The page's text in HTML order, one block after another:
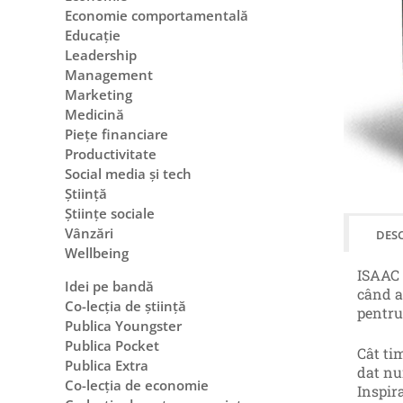
când
Cât
dat
Economie comportamentală
Educație
Leadership
Management
Marketing
Medicină
Piețe financiare
Productivitate
Social media și tech
Știință
Științe sociale
Vânzări
Wellbeing
Idei pe bandă
Co-lecția de știință
Publica Youngster
Publica Pocket
Publica Extra
Co-lecția de economie